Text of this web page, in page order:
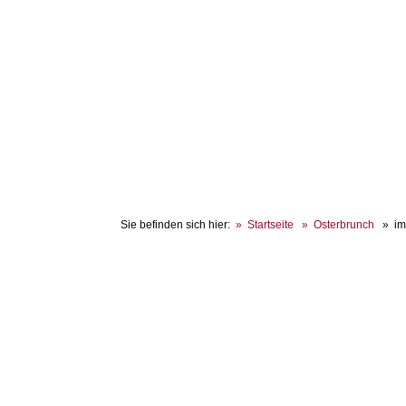
Sie befinden sich hier: Startseite Osterbrunch